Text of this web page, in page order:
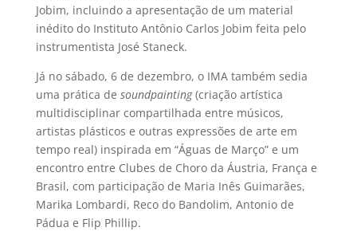
Jobim, incluindo a apresentação de um material
inédito do Instituto Antônio Carlos Jobim feita pelo
instrumentista José Staneck.
Já no sábado, 6 de dezembro, o IMA também sedia
uma prática de soundpainting(criação artística
multidisciplinar compartilhada entre músicos,
artistas plásticos e outras expressões de arte em
tempo real) inspirada em “Águas de Março” e um
encontro entre Clubes de Choro da Áustria, França e
Brasil, com participação de Maria Inês Guimarães,
Marika Lombardi, Reco do Bandolim, Antonio de
Pádua e Flip Phillip.